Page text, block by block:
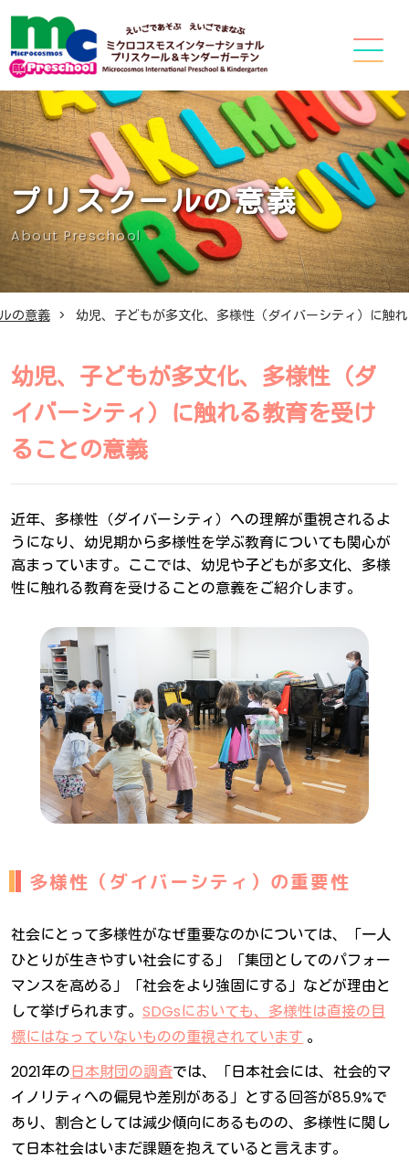
プリスクールの意義
About Preschool
の意義 幼児、子どもが多文化、多様性（ダイバーシティ）に触
幼児、子どもが多文化、多様性（ダ
イバーシティ）に触れる教育を受け
ることの意義
近年、多様性（ダイバーシティ）への理解が重視されるよ
うになり、幼児期から多様性を学ぶ教育についても関心が
高まっています。ここでは、幼児や子どもが多文化、多様
性に触れる教育を受けることの意義をご紹介します。
多様性（ダイバーシティ）の重要性
社会にとって多様性がなぜ重要なのかについては、「一人
ひとりが生きやすい社会にする」「集団としてのパフォー
マンスを高める」「社会をより強固にする」などが理由と
して挙げられます。 SDGsにおいても、多様性は直接の目
標にはなっていないものの重視されています 。
2021年の日本財団の調査では、「日本社会には、社会的マ
イノリティへの偏見や差別がある」とする回答が85.9%で
あり、割合としては減少傾向にあるものの、多様性に関し
て日本社会はいまだ課題を抱えていると言えます。